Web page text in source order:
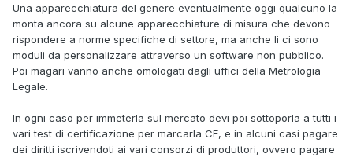
Una apparecchiatura del genere eventualmente oggi qualcuno la
monta ancora su alcune apparecchiature di misura che devono
rispondere a norme specifiche di settore, ma anche li ci sono
moduli da personalizzare attraverso un software non pubblico.
Poi magari vanno anche omologati dagli uffici della Metrologia
Legale.
In ogni caso per immeterla sul mercato devi poi sottoporla a tutti i
vari test di certificazione per marcarla CE, e in alcuni casi pagare
dei diritti iscrivendoti ai vari consorzi di produttori, ovvero pagare